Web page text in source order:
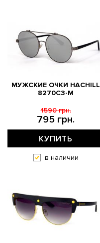
МУЖСКИЕ ОЧКИ HACHILL
8270C3-M
795 грн.
1590 грн.
КУПИТЬ
в наличии